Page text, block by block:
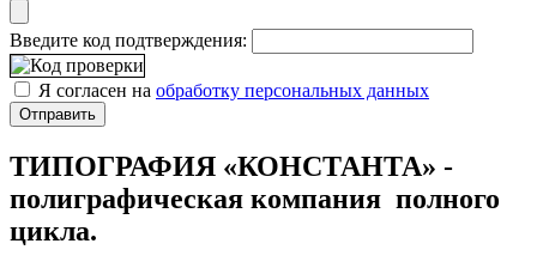
Введите код подтверждения:
Я согласен на обработку персональных данных
ТИПОГРАФИЯ «КОНСТАНТА» -
полиграфическая компания полного
цикла.